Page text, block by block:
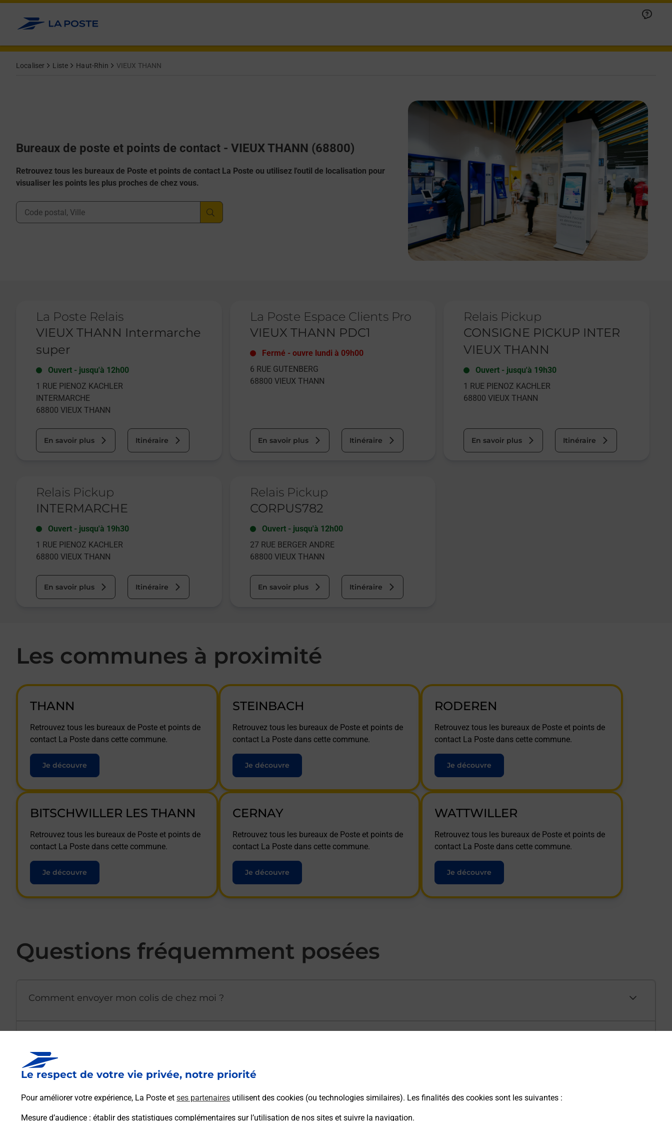
Le respect de votre vie privée, notre priorité
Pour améliorer votre expérience, La Poste et ses partenaires utilisent des cookies (ou technologies similaires). Les finalités des cookies sont les suivantes :
Mesure d’audience : établir des statistiques complémentaires sur l’utilisation de nos sites et suivre la navigation.
Allez au contenu
Localiser Liste Haut-Rhin VIEUX THANN
Bureaux de poste et points de contact - VIEUX THANN (68800)
Retrouvez tous les bureaux de Poste et points de contact La Poste ou utilisez l'outil de localisation pour
visualiser les points les plus proches de chez vous.
Ville, Département, Code Postal
La Poste Relais
VIEUX THANN Intermarche
super
Ouvert - jusqu'à 12h00
1 RUE PIENOZ KACHLER
INTERMARCHE
68800 VIEUX THANN
En savoir plus Itinéraire
La Poste Espace Clients Pro
VIEUX THANN PDC1
Fermé - ouvre lundi à 09h00
6 RUE GUTENBERG
68800 VIEUX THANN
En savoir plus Itinéraire
Relais Pickup
CONSIGNE PICKUP INTER
VIEUX THANN
Ouvert - jusqu'à 19h30
1 RUE PIENOZ KACHLER
68800 VIEUX THANN
En savoir plus Itinéraire
Relais Pickup
INTERMARCHE
Ouvert - jusqu'à 19h30
1 RUE PIENOZ KACHLER
68800 VIEUX THANN
En savoir plus Itinéraire
Relais Pickup
CORPUS782
Ouvert- jusqu'à 12h00
27 RUE BERGER ANDRE
68800 VIEUX THANN
En savoir plus Itinéraire
Les communes à proximité
THANN
Retrouvez tous les bureaux de Poste et points de
contact La Poste dans cette commune.
Je découvre
STEINBACH
Retrouvez tous les bureaux de Poste et points de
contact La Poste dans cette commune.
Je découvre
RODEREN
Retrouvez tous les bureaux de Poste et points de
contact La Poste dans cette commune.
Je découvre
BITSCHWILLER LES THANN
Retrouvez tous les bureaux de Poste et points de
contact La Poste dans cette commune.
Je découvre
CERNAY
Retrouvez tous les bureaux de Poste et points de
contact La Poste dans cette commune.
Je découvre
WATTWILLER
Retrouvez tous les bureaux de Poste et points de
contact La Poste dans cette commune.
Je découvre
Questions fréquemment posées
Comment envoyer mon colis de chez moi ?
Afficher ou masquer la réponse
Afficher ou masquer la réponse
Comment demander une modification de livraison ?
Afficher ou masquer la réponse
Afficher ou masquer la réponse
Afficher ou masquer la réponse